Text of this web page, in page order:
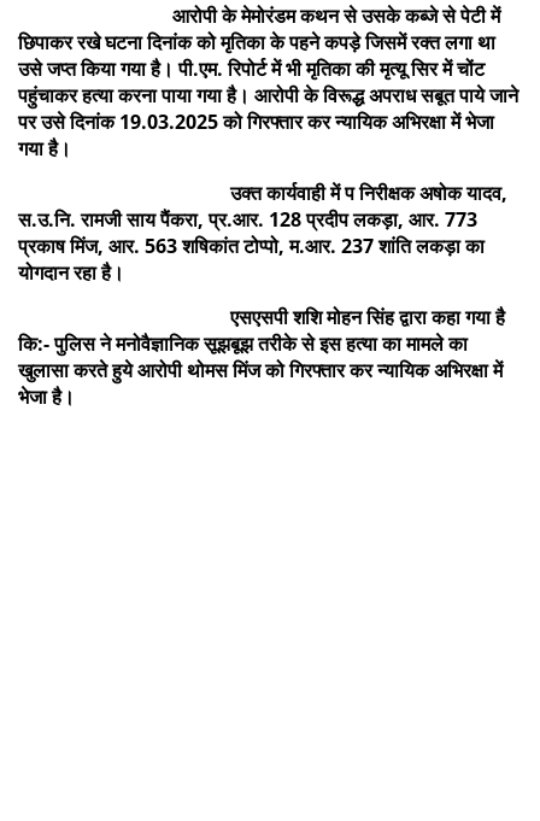
आरोपी के मेमोरंडम कथन से उसके कब्जे से पेटी में
छिपाकर रखे घटना दिनांक को मृतिका के पहने कपड़े जिसमें रक्त लगा था
उसे जप्त किया गया है। पी.एम. रिपोर्ट में भी मृतिका की मृत्यू सिर में चोंट
पहुंचाकर हत्या करना पाया गया है। आरोपी के विरूद्ध अपराध सबूत पाये जाने
पर उसे दिनांक 19.03.2025 को गिरफ्तार कर न्यायिक अभिरक्षा में भेजा
गया है।
उक्त कार्यवाही में प निरीक्षक अषोक यादव,
स.उ.नि. रामजी साय पैंकरा, प्र.आर. 128 प्रदीप लकड़ा, आर. 773
प्रकाष मिंज, आर. 563 शषिकांत टोप्पो, म.आर. 237 शांति लकड़ा का
योगदान रहा है।
एसएसपी शशि मोहन सिंह द्वारा कहा गया है
कि:- पुलिस ने मनोवैज्ञानिक सूझबूझ तरीके से इस हत्या का मामले का
खुलासा करते हुये आरोपी थोमस मिंज को गिरफ्तार कर न्यायिक अभिरक्षा में
भेजा है।